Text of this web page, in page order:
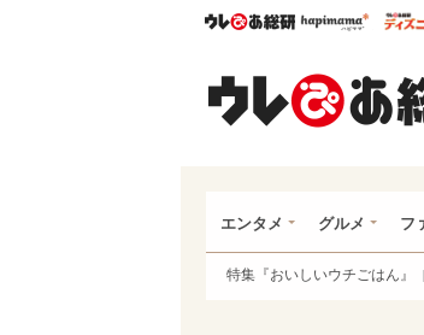
ウレぴあ総研
ハピ
エンタメ グルメ フ
特集『おいしいウチごはん』